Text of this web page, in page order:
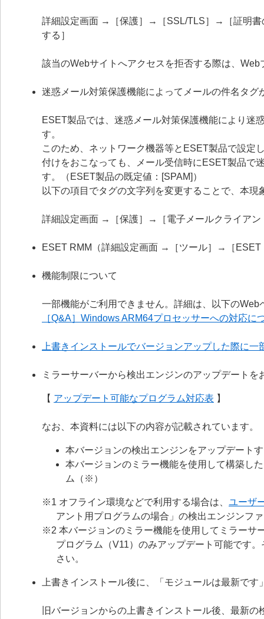
詳細設定画面 →［保護］→［SSL/TLS］→［証明書
する］
該当のWebサイトへアクセスを拒否する際は、
迷惑メール対策保護機能によってメールの件名タグ
ESET製品では、迷惑メール対策保護機能により迷
す。
このため、ネットワーク機器等とESET製品で設定
付けをおこなっても、メール受信時にESET製品で
す。（ESET製品の既定値：[SPAM]）
以下の項目でタグの文字列を変更することで、本現
詳細設定画面 →［保護］→［電子メールクライア
ESET RMM（詳細設定画面 →［ツール］→［ESET
機能制限について
一部機能がご利用できません。詳細は、以下の
［Q&A］Windows ARM64プロセッサーへの対応に
上書きインストールでバージョンアップした際に
ミラーサーバーから検出エンジンのアップデート
【 アップデート可能なプログラム対応表 】
なお、本資料には以下の内容が記載されています。
本バージョンの検出エンジンをアップデート
本バージョンのミラー機能を使用して構築し
ム（※）
※1 オフライン環境などで利用する場合は、 ユーザ
アント用プログラムの場合」の検出エンジンフ
※2 本バージョンのミラー機能を使用してミラーサ
プログラム（V11）のみアップデート可能です
さい。
上書きインストール後に、「モジュールは最新です
旧バージョンからの上書きインストール後、最新